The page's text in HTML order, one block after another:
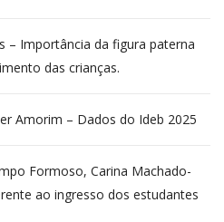
– Importância da figura paterna
das crianças.
Amorim – Dados do Ideb 2025
Formoso, Carina Machado-
ao ingresso dos estudantes